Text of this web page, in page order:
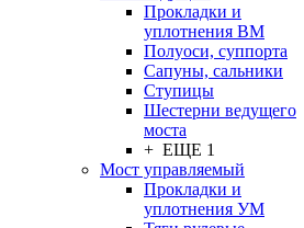
Прокладки и
уплотнения ВМ
Полуоси, суппорта
Сапуны, сальники
Ступицы
Шестерни ведущего
моста
+ ЕЩЕ 1
Мост управляемый
Прокладки и
уплотнения УМ